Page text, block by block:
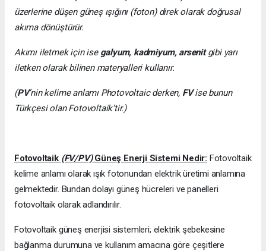
üzerlerine düşen güneş ışığını (foton) direk olarak doğrusal
akıma dönüştürür.
Akımı iletmek için ise galyum, kadmiyum, arsenitgibi yarı
iletken olarak bilinen materyalleri kullanır.
(PV’nin kelime anlamı Photovoltaic derken, FVise bunun
Türkçesi olan Fotovoltaik’tir.)
Fotovoltaik (FV/PV)Güneş Enerji Sistemi Nedir: Fotovoltaik
kelime anlamı olarak ışık fotonundan elektrik üretimi anlamına
gelmektedir. Bundan dolayı güneş hücreleri ve panelleri
fotovoltaik olarak adlandırılır.
Fotovoltaik güneş enerjisi sistemleri; elektrik şebekesine
bağlanma durumuna ve kullanım amacına göre çeşitlere